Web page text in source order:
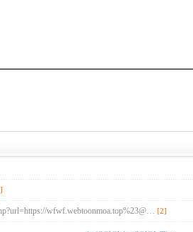
wfwf.webtoonmoa.top%23@… [2]